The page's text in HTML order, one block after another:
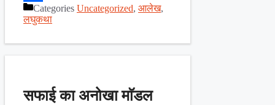
ShareCategories Uncategorized, आलेख,
लघुकथा
सफाई का अनोखा माॅडल